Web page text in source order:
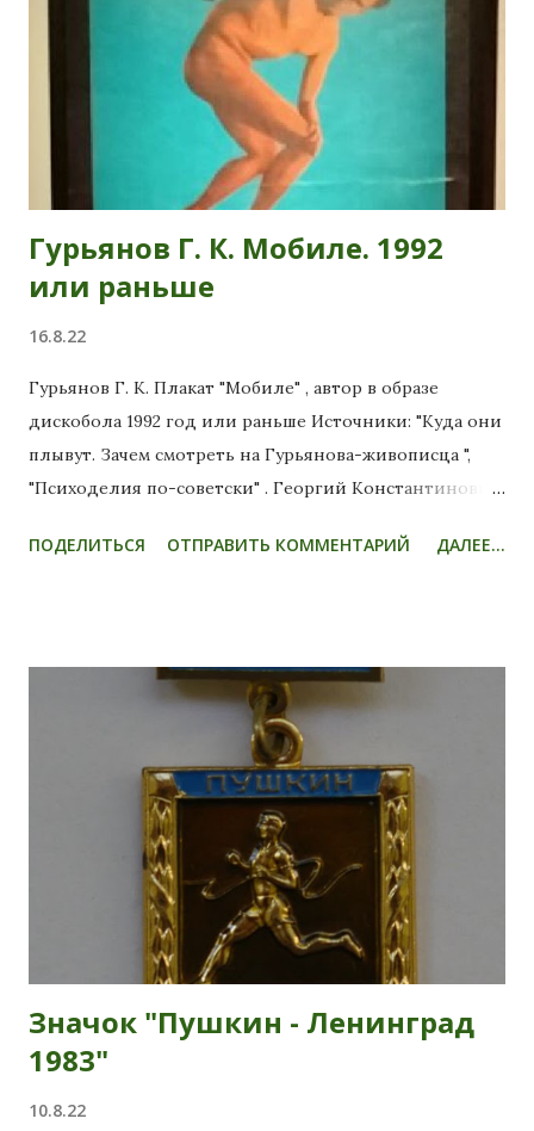
Гурьянов Г. К. Мобиле. 1992
или раньше
16.8.22
Гурьянов Г. К. Плакат "Мобиле" , автор в образе
дискобола 1992 год или раньше Источники: "Куда они
плывут. Зачем смотреть на Гурьянова-живописца ",
"Психоделия по-советски" . Георгий Константинович
2013 года, Санкт-Петербург) — участник рок-группы
ПОДЕЛИТЬСЯ ОТПРАВИТЬ КОММЕНТАРИЙ ДАЛЕЕ...
Значок "Пушкин - Ленинград
1983"
10.8.22